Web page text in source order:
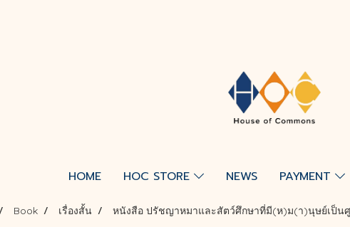
HOME HOC STORE NEWS PAYMENT
Book เรื่องสั้น หนังสือ ปรัชญาหมาและสัตว์ศึกษาที่มี(ห)ม(า)นุษย์เป็น